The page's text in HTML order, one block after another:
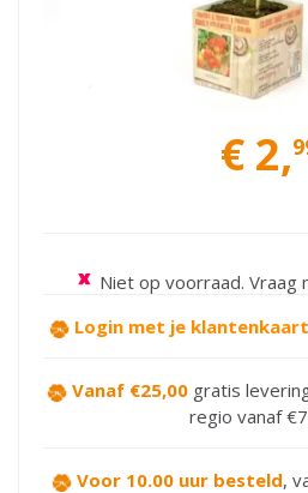
€ 2,
Niet op voorraad. Vraag
Login met je klantenkaart
Vanaf €25,00gratis
regio vanaf
Voor 10.00 uur besteld,